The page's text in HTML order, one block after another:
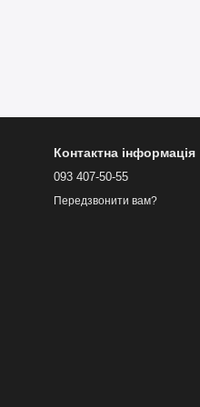
Контактна інформація
093 407-50-55
Передзвонити вам?